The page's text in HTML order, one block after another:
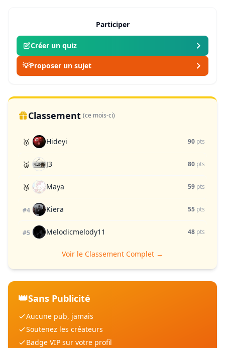
Participer
Créer un quiz
💡Proposer un sujet
Classement (ce mois-ci)
🥇 Hideyi 90 pts
🥈 J3 80 pts
🥉 Maya 59 pts
#4 Kiera 55 pts
#5 Melodicmelody11 48 pts
Voir le Classement Complet →
👑Sans Publicité
Aucune pub, jamais
Soutenez les créateurs
Badge VIP sur votre profil